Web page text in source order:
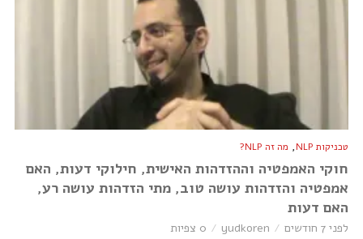
טכניקות NLP , מה זה NLP?
חוקי האמפטיה וההזדהות האישית, חילוקי דעות, האם
אמפטיה והזדהות עושה טוב, מתי הזדהות עושה רע,
האם דעות
לפני 7 חודשים yudkoren 0 צפיות